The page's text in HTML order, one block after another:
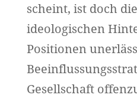
scheint, ist doch
ideologischen
Positionen
Gesellschaft